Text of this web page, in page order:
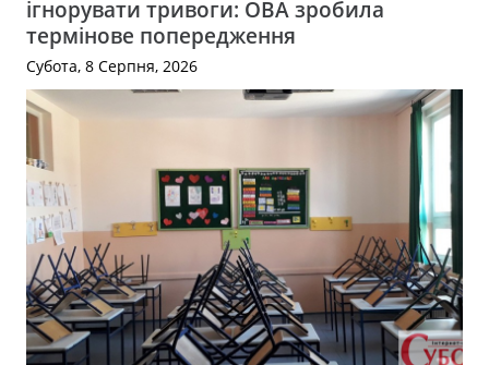
ігнорувати тривоги: ОВА зробила
термінове попередження
Субота, 8 Серпня, 2026